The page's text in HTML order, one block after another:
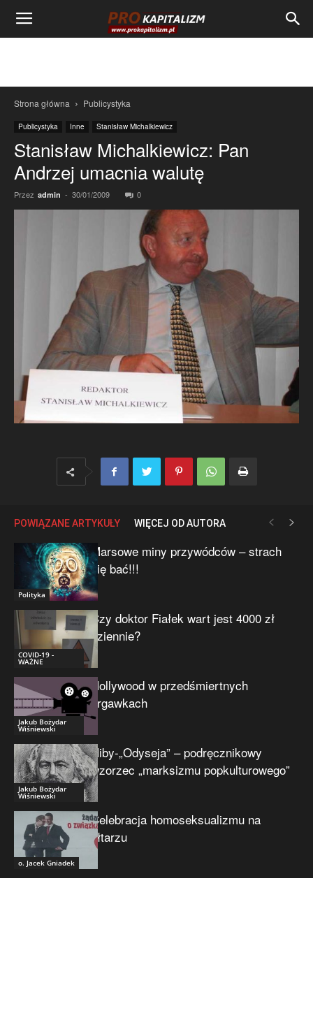
Strona główna Publicystyka
Publicystyka Inne Stanisław Michalkiewicz
Stanisław Michalkiewicz: Pan
Andrzej umacnia walutę
Przez admin - 30/01/2009 0
POWIĄZANE ARTYKUŁY WIĘCEJ OD AUTORA
Polityka
Marsowe miny przywódców – strach
się bać!!!
COVID-19 -
WAŻNE
Czy doktor Fiałek wart jest 4000 zł
dziennie?
Jakub Bożydar
Wiśniewski
Hollywood w przedśmiertnych
drgawkach
Jakub Bożydar
Wiśniewski
Niby-„Odyseja” – podręcznikowy
wzorzec „marksizmu popkulturowego”
o. Jacek Gniadek
Celebracja homoseksualizmu na
ołtarzu